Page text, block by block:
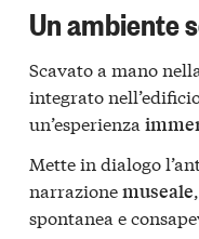
Un ambiente
Scavato a mano
integrato
un’esperienza
Mette in dialogo
narrazionemuseale
spontanea e